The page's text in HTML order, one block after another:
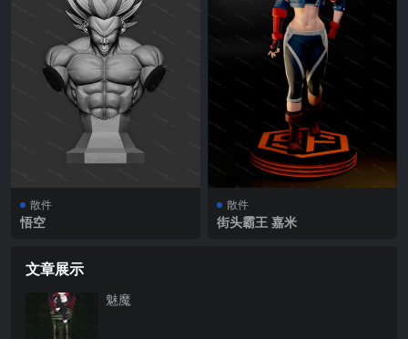
散件
悟空
散件
街头霸王 嘉米
文章展示
魅魔